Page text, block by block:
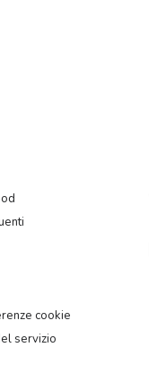
cookie
servizio